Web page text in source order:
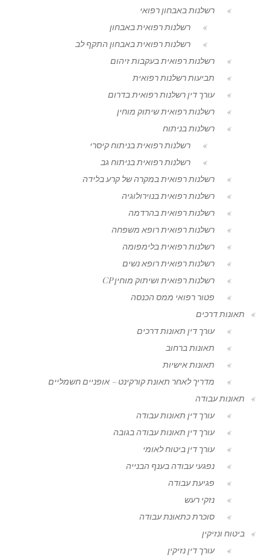
רשלנות באבחון רפואי
רשלנות רפואית באבחון
רשלנות רפואית באבחון התקף לב
רשלנות רפואית בעקבות זיהום
תביעות רשלנות רפואית
עורך דין רשלנות רפואית בדרום
רשלנות רפואית שיתוק מוחין
רשלנות בניתוח
רשלנות רפואית בניתוח קיסרי
רשלנות רפואית בניתוח גב
רשלנות רפואית במקרה של קרע בלידה
רשלנות רפואית בנוירולוגיה
רשלנות רפואית בהרדמה
רשלנות רפואית רופא משפחה
רשלנות רפואית בלימפומה
רשלנות רפואית רופא נשים
רשלנות רפואית ושיתוק מוחין CP
פטור רפואי ממס הכנסה
תאונות דרכים
עורך דין תאונות דרכים
תאונות ברחוב
תאונות אישיות
מדריך לאחר תאונת קורקינט – אופניים חשמליים
תאונות עבודה
עורך דין תאונות עבודה
עורך דין תאונות עבודה בגובה
עורך דין ביטוח לאומי
נפגעי עבודה בענף הבנייה
פגיעת עבודה
נזקי רעש
סוכרת כתאונת עבודה
ביטוח ונזיקין
עורך דין נזיקין